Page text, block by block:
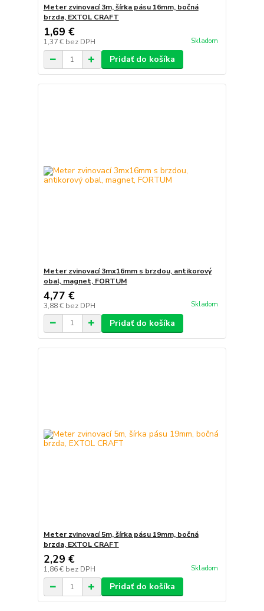
Meter zvinovací 3m, šírka pásu 16mm, bočná
brzda, EXTOL CRAFT
1,69 €
1,37 € bez DPH Skladom
Pridať do košíka
Meter zvinovací 3mx16mm s brzdou, antikorový
obal, magnet, FORTUM
4,77 €
3,88 € bez DPH Skladom
Pridať do košíka
Meter zvinovací 5m, šírka pásu 19mm, bočná
brzda, EXTOL CRAFT
2,29 €
1,86 € bez DPH Skladom
Pridať do košíka